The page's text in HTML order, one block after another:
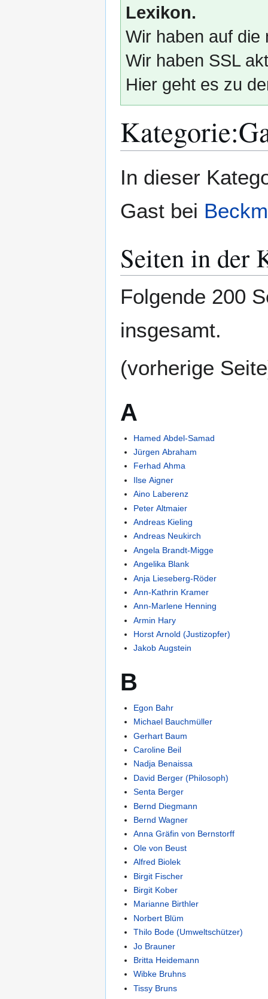
Lexikon.
Wir haben auf die
Wir haben SSL
Hier geht es zu
Kategorie:
Navigation
Suche
In dieser
Gast bei
Seiten in der
Folgende 200
insgesamt.
(vorherige
A
Hamed Abdel-Samad
Jürgen Abraham
Ferhad Ahma
Ilse Aigner
Aino Laberenz
Peter Altmaier
Andreas Kieling
Andreas Neukirch
Angela Brandt-Migge
Angelika Blank
Anja Lieseberg-Röder
Ann-Kathrin Kramer
Ann-Marlene Henning
Armin Hary
Horst Arnold (Justizopfer)
Jakob Augstein
B
Egon Bahr
Michael Bauchmüller
Gerhart Baum
Caroline Beil
Nadja Benaissa
David Berger (Philosoph)
Senta Berger
Bernd Diegmann
Bernd Wagner
Anna Gräfin von Bernstorff
Ole von Beust
Alfred Biolek
Birgit Fischer
Birgit Kober
Marianne Birthler
Norbert Blüm
Thilo Bode (Umweltschützer)
Jo Brauner
Britta Heidemann
Wibke Bruhns
Tissy Bruns